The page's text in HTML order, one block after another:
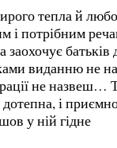
тепла й
і потрібним
батьків
виданню не
не назвеш…
і
у ній гідне